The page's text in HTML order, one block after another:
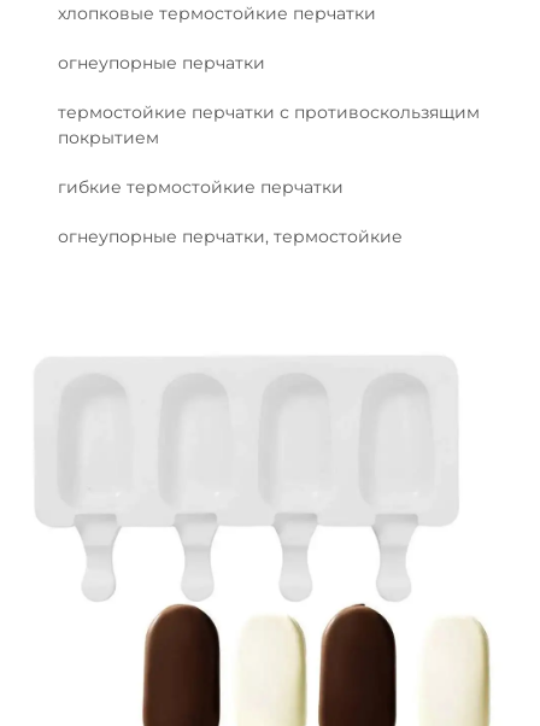
хлопковые термостойкие перчатки
огнеупорные перчатки
термостойкие перчатки с противоскользящим
покрытием
гибкие термостойкие перчатки
огнеупорные перчатки, термостойкие